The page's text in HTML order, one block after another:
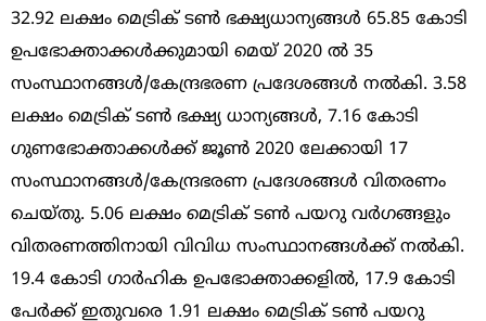
32.92 ലക്ഷം മെട്രിക് ടൺ ഭക്ഷ്യധാന്യങ്ങൾ 65.85 കോടി
ഉപഭോക്താക്കൾക്കുമായി മെയ് 2020 ൽ 35
സംസ്ഥാനങ്ങൾ/കേന്ദ്രഭരണ പ്രദേശങ്ങൾ നൽകി. 3.58
ലക്ഷം മെട്രിക് ടൺ ഭക്ഷ്യ ധാന്യങ്ങൾ, 7.16 കോടി
ഗുണഭോക്താക്കൾക്ക് ജൂൺ 2020 ലേക്കായി 17
സംസ്ഥാനങ്ങൾ/കേന്ദ്രഭരണ പ്രദേശങ്ങൾ വിതരണം
ചെയ്തു. 5.06 ലക്ഷം മെട്രിക് ടൺ പയറു വർഗങ്ങളും
വിതരണത്തിനായി വിവിധ സംസ്ഥാനങ്ങൾക്ക് നൽകി.
19.4 കോടി ഗാർഹിക ഉപഭോക്താക്കളിൽ, 17.9 കോടി
പേർക്ക് ഇതുവരെ 1.91 ലക്ഷം മെട്രിക് ടൺ പയറു